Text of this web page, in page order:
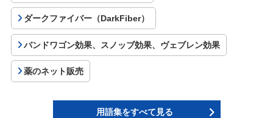
ダークファイバー（DarkFiber）
バンドワゴン効果、スノッブ効果、ヴェブレン効果
薬のネット販売
用語集をすべて見る